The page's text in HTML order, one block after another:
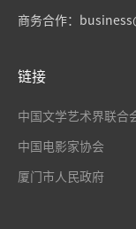
商务合作：
链接
中国文学艺术界联合
中国电影家协会
厦门市人民政府